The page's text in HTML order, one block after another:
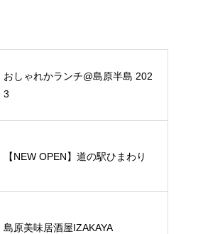
おしゃれかランチ@島原半島 202
3
【NEW OPEN】道の駅ひまわり
島原美味居酒屋IZAKAYA